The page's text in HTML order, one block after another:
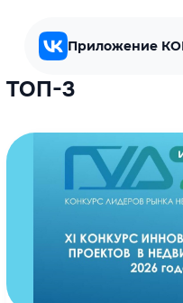
Приложение
ТОП-3